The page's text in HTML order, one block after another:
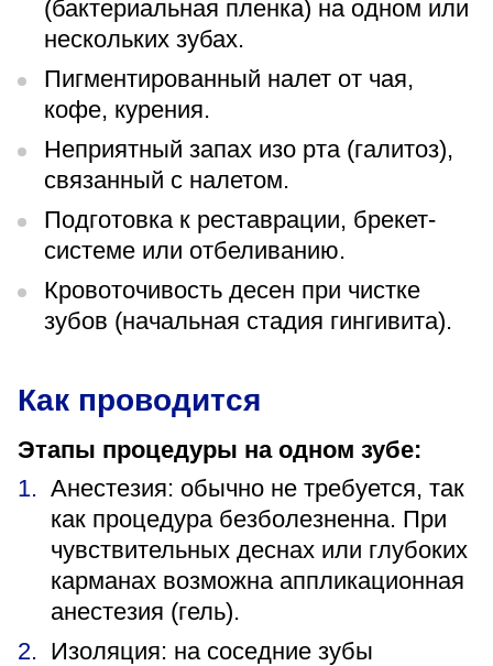
(бактериальная пленка) на одном или
нескольких зубах.
Пигментированный налет от чая,
кофе, курения.
Неприятный запах изо рта (галитоз),
связанный с налетом.
Подготовка к реставрации, брекет-
системе или отбеливанию.
Кровоточивость десен при чистке
зубов (начальная стадия гингивита).
Как проводится
Этапы процедуры на одном зубе:
Анестезия: обычно не требуется, так
как процедура безболезненна. При
чувствительных деснах или глубоких
карманах возможна аппликационная
анестезия (гель).
Изоляция: на соседние зубы